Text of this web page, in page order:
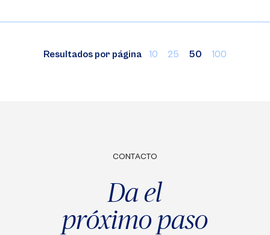
Resultados por página 10 25 50 100
CONTACTO
Da el
próximo paso